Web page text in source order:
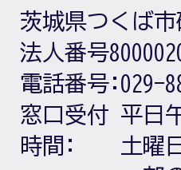
茨城県つくば
法人番号
電話番号: 029-
窓口受付
時間:
平日
土曜